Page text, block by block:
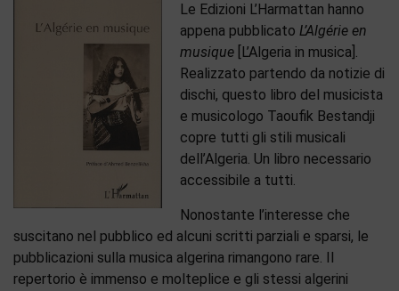
Le Edizioni L’Harmattan hanno
appena pubblicatoL’Algérie en
musique [L’Algeria in musica].
Realizzato partendo da notizie di
dischi, questo libro del musicista
e musicologo Taoufik Bestandji
copre tutti gli stili musicali
dell’Algeria. Un libro necessario
accessibile a tutti.
Nonostante l’interesse che
suscitano nel pubblico ed alcuni scritti parziali e sparsi, le
pubblicazioni sulla musica algerina rimangono rare. Il
repertorio è immenso e molteplice e gli stessi algerini